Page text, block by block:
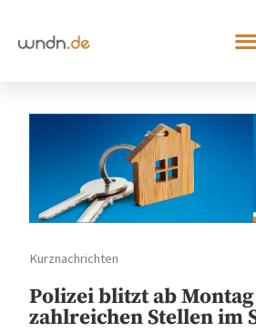
Kurznachrichten
Polizei blitzt ab
zahlreichen Stellen im